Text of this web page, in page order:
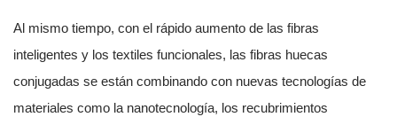
Al mismo tiempo, con el rápido aumento de las fibras
inteligentes y los textiles funcionales, las fibras huecas
conjugadas se están combinando con nuevas tecnologías de
materiales como la nanotecnología, los recubrimientos